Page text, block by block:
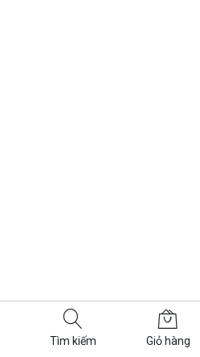
Tìm kiếm Giỏ hàng